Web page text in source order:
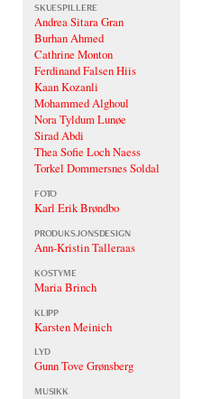
SKUESPILLERE
Andrea Sitara Gran
Burhan Ahmed
Cathrine Monton
Ferdinand Falsen Hiis
Kaan Kozanli
Mohammed Alghoul
Nora Tyldum Lunøe
Sirad Abdi
Thea Sofie Loch Naess
Torkel Dommersnes Soldal
FOTO
Karl Erik Brøndbo
PRODUKSJONSDESIGN
Ann-Kristin Talleraas
KOSTYME
Maria Brinch
KLIPP
Karsten Meinich
LYD
Gunn Tove Grønsberg
MUSIKK